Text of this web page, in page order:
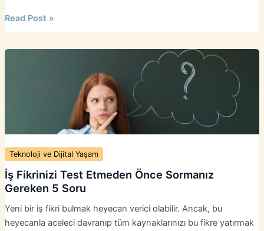
Nesnelerin
İnterneti
Read Post »
Teknoloji ve Dijital Yaşam
İş Fikrinizi Test Etmeden Önce Sormanız
Gereken 5 Soru
Yeni bir iş fikri bulmak heyecan verici olabilir. Ancak, bu
heyecanla aceleci davranıp tüm kaynaklarınızı bu fikre yatırmak